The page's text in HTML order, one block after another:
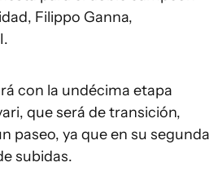
Filippo Ganna,
con la undécima etapa
que será de transición,
paseo, ya que en su segunda
subidas.